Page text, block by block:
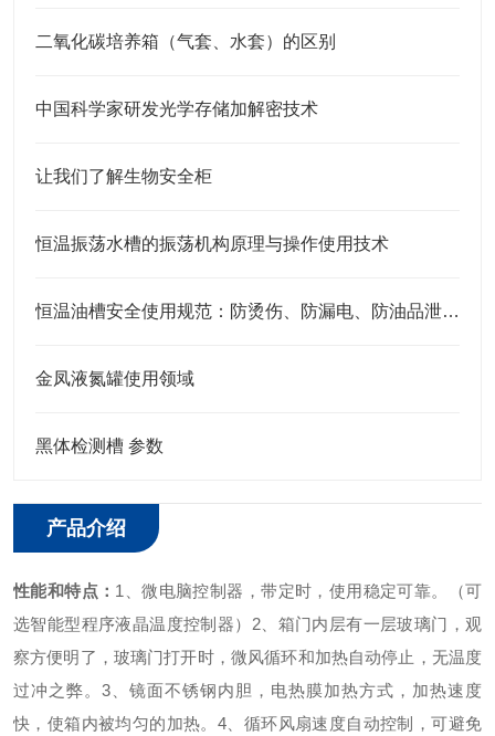
二氧化碳培养箱（气套、水套）的区别
中国科学家研发光学存储加解密技术
让我们了解生物安全柜
恒温振荡水槽的振荡机构原理与操作使用技术
恒温油槽安全使用规范：防烫伤、防漏电、防油品泄漏的安全措施
金凤液氮罐使用领域
黑体检测槽 参数
产品介绍
性能和特点： 1、微电脑控制器，带定时，使用稳定可靠。（可
选智能型程序液晶温度控制器） 2、箱门内层有一层玻璃门，观
察方便明了，玻璃门打开时，微风循环和加热自动停止，无温度
过冲之弊。 3、镜面不锈钢内胆，电热膜加热方式，加热速度
快，使箱内被均匀的加热。 4、循环风扇速度自动控制，可避免